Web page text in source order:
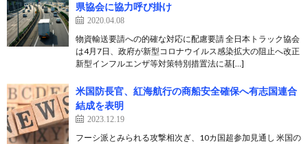
県協会に協力呼び掛け
2020.04.08
物資輸送要請への的確な対応に配慮要請 全日本トラック協会
は4月7日、政府が新型コロナウイルス感染拡大の阻止へ改正
新型インフルエンザ等対策特別措置法に基[…]
米国防長官、紅海航行の商船安全確保へ有志国連合
結成を表明
2023.12.19
フーシ派とみられる攻撃相次ぎ、10カ国超参加見通し 米国の